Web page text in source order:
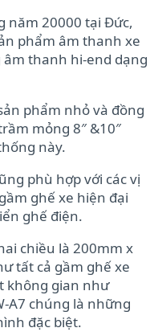
20000 tại Đức,
phẩm âm thanh xe
thanh hi-end dạng
phẩm nhỏ và đồng
mỏng 8″ &10″
này.
phù hợp với các vị
ghế xe hiện đại
ghế điện.
chiều là 200mm x
tất cả gầm ghế xe
không gian như
A7 chúng là những
đặc biệt.